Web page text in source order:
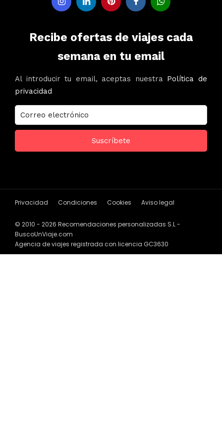
Recibe ofertas de viajes cada
semana en tu email
Al introducir tu email, aceptas nuestra Política de
privacidad
Privacidad Condiciones Cookies Aviso legal
© 2010 - 2026 Recomendaciones personalizadas S.L -
BuscoUnViaje.com
Agencia de viajes registrada con licencia GC3630